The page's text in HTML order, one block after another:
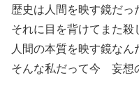
歴史は人間を映す鏡だ
それに目を背けてまた殺
人間の本質を映す鏡な
そんな私だって今 妄想